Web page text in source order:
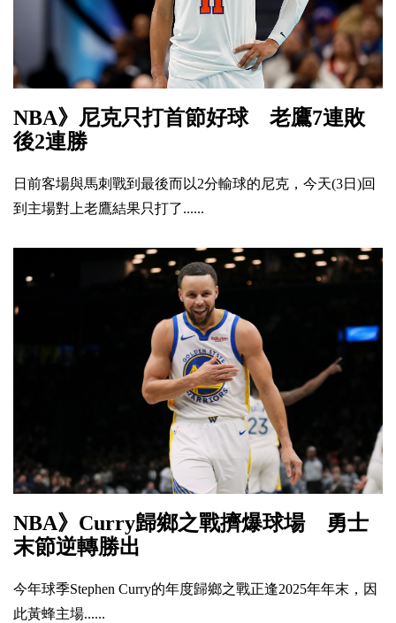
NBA》尼克只打首節好球 老鷹7連敗
後2連勝
日前客場與馬刺戰到最後而以2分輸球的尼克，今天(3日)回
到主場對上老鷹結果只打了......
NBA》Curry歸鄉之戰擠爆球場 勇士
末節逆轉勝出
今年球季Stephen Curry的年度歸鄉之戰正逢2025年年末，因
此黃蜂主場......